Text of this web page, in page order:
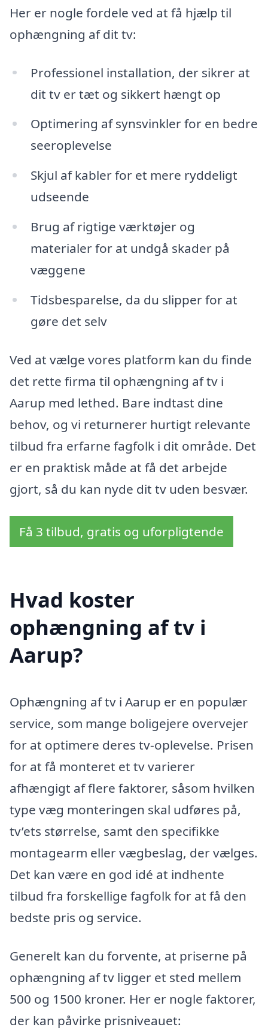
Her er nogle fordele ved at få hjælp til
ophængning af dit tv:
Professionel installation, der sikrer at
dit tv er tæt og sikkert hængt op
Optimering af synsvinkler for en bedre
seeroplevelse
Skjul af kabler for et mere ryddeligt
udseende
Brug af rigtige værktøjer og
materialer for at undgå skader på
væggene
Tidsbesparelse, da du slipper for at
gøre det selv
Ved at vælge vores platform kan du finde
det rette firma til ophængning af tv i
Aarup med lethed. Bare indtast dine
behov, og vi returnerer hurtigt relevante
tilbud fra erfarne fagfolk i dit område. Det
er en praktisk måde at få det arbejde
gjort, så du kan nyde dit tv uden besvær.
Få 3 tilbud, gratis og uforpligtende
Hvad koster
ophængning af tv i
Aarup?
Ophængning af tv i Aarup er en populær
service, som mange boligejere overvejer
for at optimere deres tv-oplevelse. Prisen
for at få monteret et tv varierer
afhængigt af flere faktorer, såsom hvilken
type væg monteringen skal udføres på,
tv’ets størrelse, samt den specifikke
montagearm eller vægbeslag, der vælges.
Det kan være en god idé at indhente
tilbud fra forskellige fagfolk for at få den
bedste pris og service.
Generelt kan du forvente, at priserne på
ophængning af tv ligger et sted mellem
500 og 1500 kroner. Her er nogle faktorer,
der kan påvirke prisniveauet: